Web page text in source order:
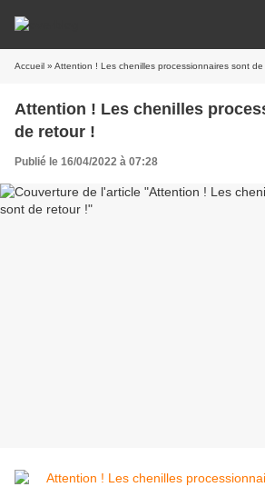
Accueil » Attention ! Les chenilles processionnaires sont de
Attention ! Les chenilles
de retour !
Publié le 16/04/2022 à 07:28